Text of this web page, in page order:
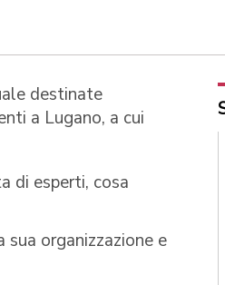
destinate
a Lugano, a cui
di esperti, cosa
sua organizzazione e